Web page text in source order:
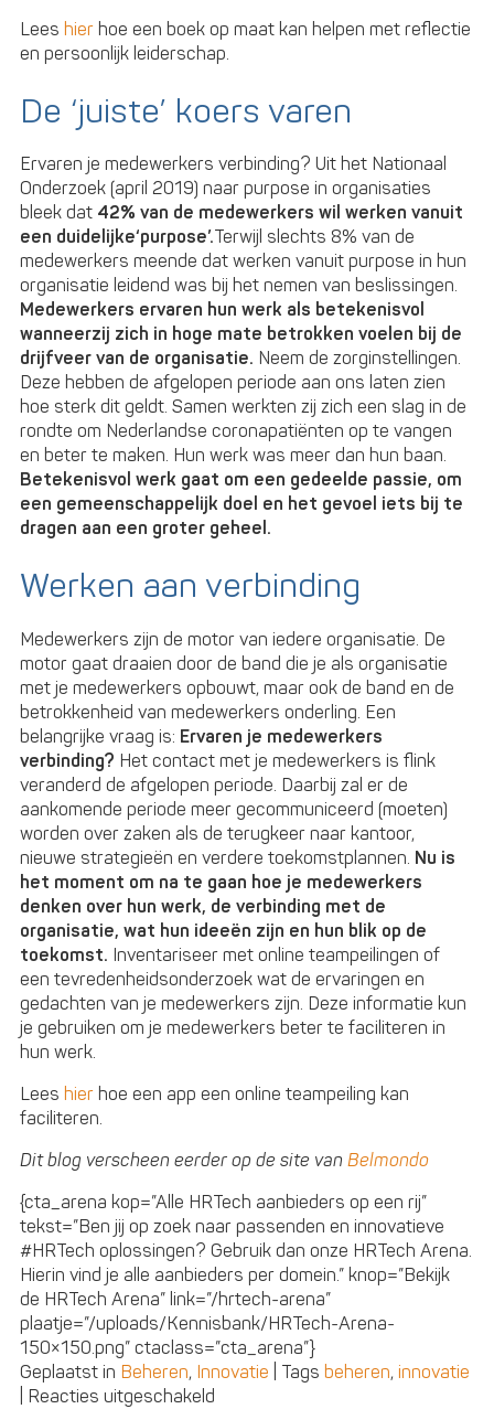
Lees hier hoe een boek op maat kan helpen met reflectie
en persoonlijk leiderschap.
De ‘juiste’ koers varen
Ervaren je medewerkers verbinding? Uit het Nationaal
Onderzoek (april 2019) naar purpose in organisaties
bleek dat 42% van de medewerkers wil werken vanuit
een duidelijke‘purpose’.Terwijl slechts 8% van de
medewerkers meende dat werken vanuit purpose in hun
organisatie leidend was bij het nemen van beslissingen.
Medewerkers ervaren hun werk als betekenisvol
wanneerzij zich in hoge mate betrokken voelen bij de
drijfveer van de organisatie. Neem de zorginstellingen.
Deze hebben de afgelopen periode aan ons laten zien
hoe sterk dit geldt. Samen werkten zij zich een slag in de
rondte om Nederlandse coronapatiënten op te vangen
en beter te maken. Hun werk was meer dan hun baan.
Betekenisvol werk gaat om een gedeelde passie, om
een gemeenschappelijk doel en het gevoel iets bij te
dragen aan een groter geheel.
Werken aan verbinding
Medewerkers zijn de motor van iedere organisatie. De
motor gaat draaien door de band die je als organisatie
met je medewerkers opbouwt, maar ook de band en de
betrokkenheid van medewerkers onderling. Een
belangrijke vraag is: Ervaren je medewerkers
verbinding? Het contact met je medewerkers is flink
veranderd de afgelopen periode. Daarbij zal er de
aankomende periode meer gecommuniceerd (moeten)
worden over zaken als de terugkeer naar kantoor,
nieuwe strategieën en verdere toekomstplannen. Nu is
het moment om na te gaan hoe je medewerkers
denken over hun werk, de verbinding met de
organisatie, wat hun ideeën zijn en hun blik op de
toekomst. Inventariseer met online teampeilingen of
een tevredenheidsonderzoek wat de ervaringen en
gedachten van je medewerkers zijn. Deze informatie kun
je gebruiken om je medewerkers beter te faciliteren in
hun werk.
Lees hier hoe een app een online teampeiling kan
faciliteren.
Dit blog verscheen eerder op de site vanBelmondo
{cta_arena kop=”Alle HRTech aanbieders op een rij”
tekst=”Ben jij op zoek naar passenden en innovatieve
#HRTech oplossingen? Gebruik dan onze HRTech Arena.
Hierin vind je alle aanbieders per domein.” knop=”Bekijk
de HRTech Arena” link=”/hrtech-arena”
plaatje=”/uploads/Kennisbank/HRTech-Arena-
150×150.png” ctaclass=”cta_arena”}
Geplaatst in Beheren, Innovatie Tags beheren,innovatie
Reacties uitgeschakeld